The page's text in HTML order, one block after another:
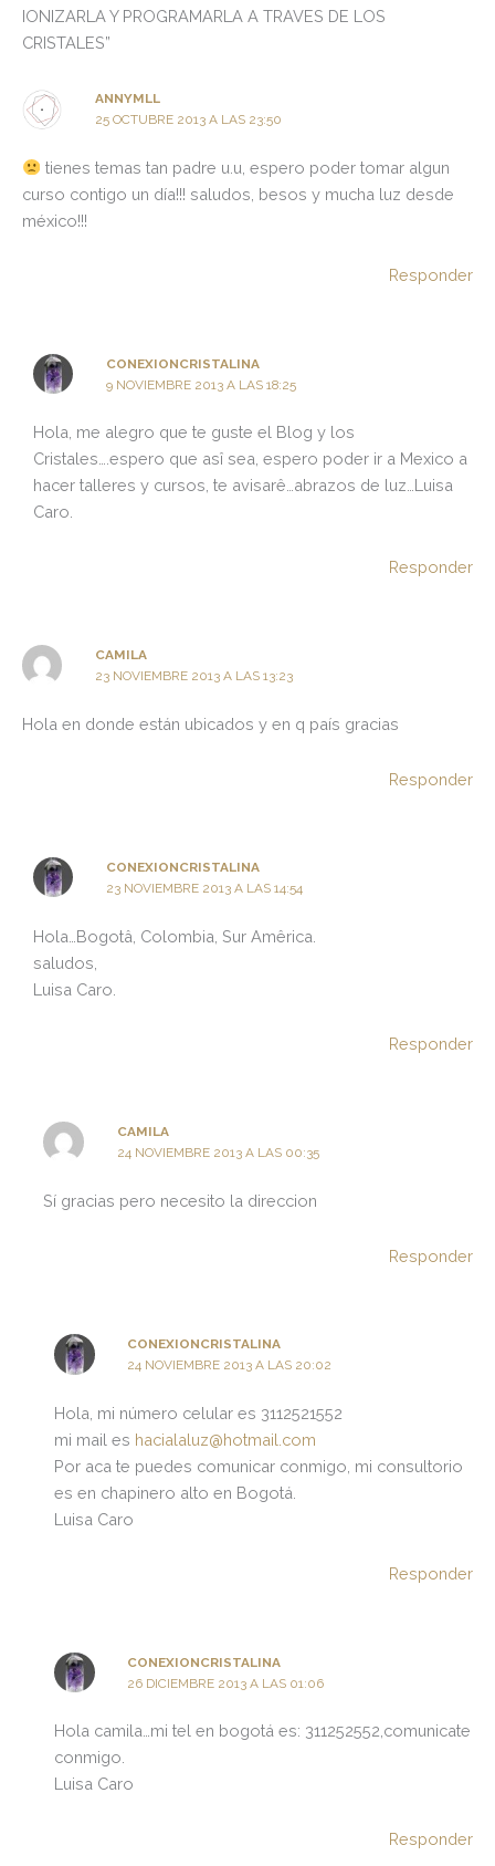
IONIZARLA Y PROGRAMARLA A TRAVES DE LOS
CRISTALES”
ANNYMLL
25 OCTUBRE 2013 A LAS 23:50
tienes temas tan padre u.u, espero poder tomar algun
curso contigo un día!!! saludos, besos y mucha luz desde
méxico!!!
Responder
CONEXIONCRISTALINA
9 NOVIEMBRE 2013 A LAS 18:25
Hola, me alegro que te guste el Blog y los
Cristales….espero que asî sea, espero poder ir a Mexico a
hacer talleres y cursos, te avisarê…abrazos de luz…Luisa
Caro.
Responder
CAMILA
23 NOVIEMBRE 2013 A LAS 13:23
Hola en donde están ubicados y en q país gracias
Responder
CONEXIONCRISTALINA
23 NOVIEMBRE 2013 A LAS 14:54
Hola…Bogotâ, Colombia, Sur Amêrica.
saludos,
Luisa Caro.
Responder
CAMILA
24 NOVIEMBRE 2013 A LAS 00:35
Sí gracias pero necesito la direccion
Responder
CONEXIONCRISTALINA
24 NOVIEMBRE 2013 A LAS 20:02
Hola, mi número celular es 3112521552
mi mail es hacialaluz@hotmail.com
Por aca te puedes comunicar conmigo, mi consultorio
es en chapinero alto en Bogotá.
Luisa Caro
Responder
CONEXIONCRISTALINA
26 DICIEMBRE 2013 A LAS 01:06
Hola camila…mi tel en bogotá es: 311252552,comunicate
conmigo.
Luisa Caro
Responder